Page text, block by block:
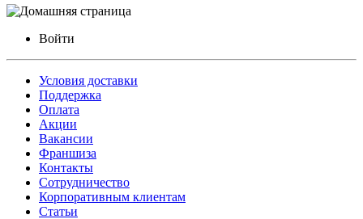
Войти
Условия доставки
Поддержка
Оплата
Акции
Вакансии
Франшиза
Контакты
Сотрудничество
Корпоративным клиентам
Статьи